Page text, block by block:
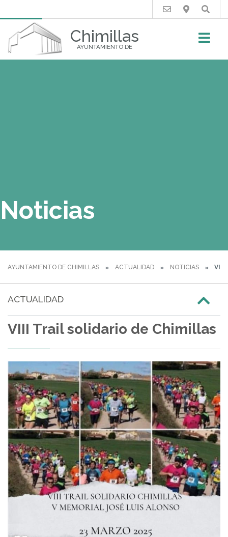
Chimillas
AYUNTAMIENTO DE
Buscar
Noticias
AYUNTAMIENTO DE CHIMILLAS ACTUALIDAD NOTICIAS VIII
ACTUALIDAD
VIII Trail solidario de Chimillas